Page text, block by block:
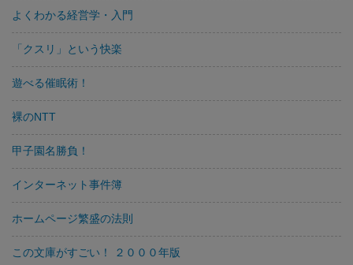
よくわかる経営学・入門
「クスリ」という快楽
遊べる催眠術！
裸のNTT
甲子園名勝負！
インターネット事件簿
ホームページ繁盛の法則
この文庫がすごい！ ２０００年版